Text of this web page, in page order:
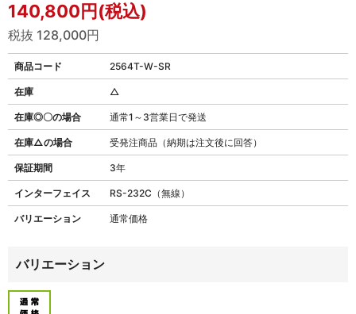
140,800円(税込)
税抜 128,000円
商品コード 2564T-W-SR
在庫◎〇の場合 通常1～3営業日で発送
在庫△の場合 受発注商品（納期は注文後に回答）
保証期間 3年
インターフェイス RS-232C（無線）
バリエーション 通常価格
在庫 △
バリエーション